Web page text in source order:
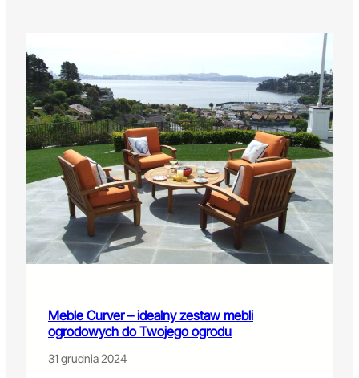
Meble Curver – idealny zestaw mebli
ogrodowych do Twojego ogrodu
31 grudnia 2024